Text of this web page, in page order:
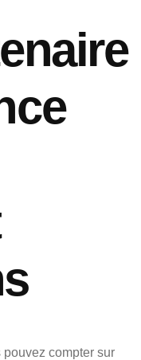
pouvez compter sur